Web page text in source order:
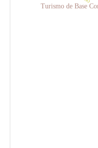
Turismo de Base